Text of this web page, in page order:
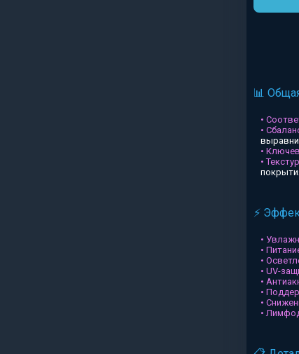
📊
•
•
•
•
⚡
•
•
•
• UV-
•
•
•
•